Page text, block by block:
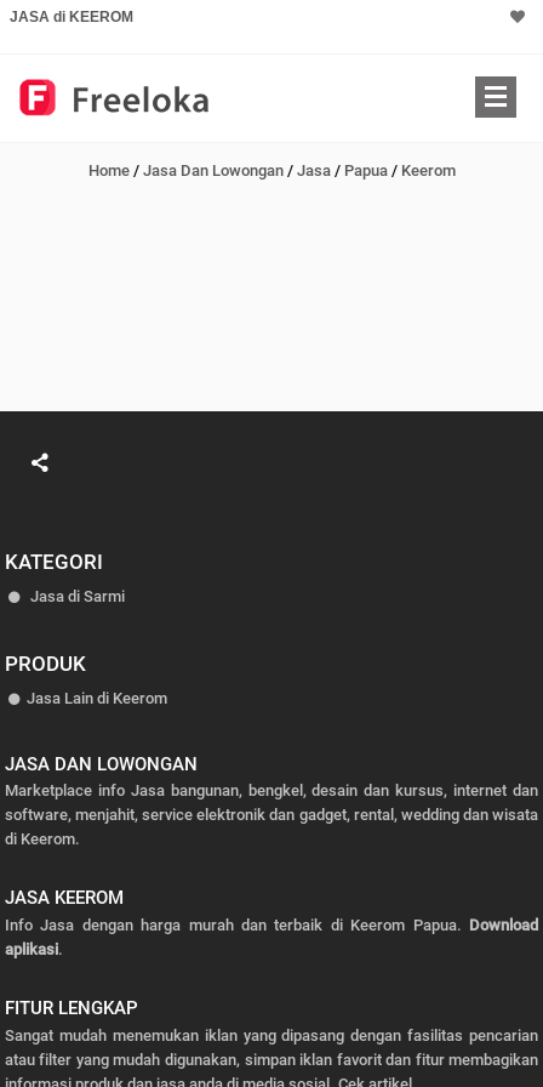
JASA di KEEROM
Home / Jasa Dan Lowongan / Jasa / Papua / Keerom
KATEGORI
Jasa di Sarmi
PRODUK
Jasa Lain di Keerom
JASA DAN LOWONGAN
Marketplace info Jasa bangunan, bengkel, desain dan kursus, internet dan
software, menjahit, service elektronik dan gadget, rental, wedding dan wisata
di Keerom.
JASA KEEROM
Info Jasa dengan harga murah dan terbaik di Keerom Papua. Download
aplikasi.
FITUR LENGKAP
Sangat mudah menemukan iklan yang dipasang dengan fasilitas pencarian
atau filter yang mudah digunakan, simpan iklan favorit dan fitur membagikan